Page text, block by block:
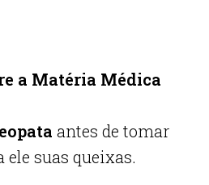
a Matéria Médica
antes de tomar
ele suas queixas.